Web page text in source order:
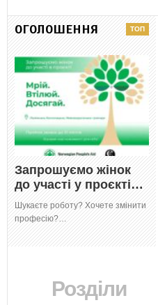
ОГОЛОШЕННЯ
Запрошуємо жінок
до участі у проєкті…
Шукаєте роботу? Хочете змінити
професію?…
Розділи